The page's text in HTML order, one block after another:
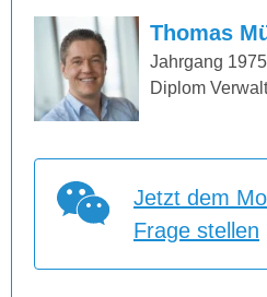
Thomas
Jahrgang 1975
Diplom
Jetzt dem
Frage stellen